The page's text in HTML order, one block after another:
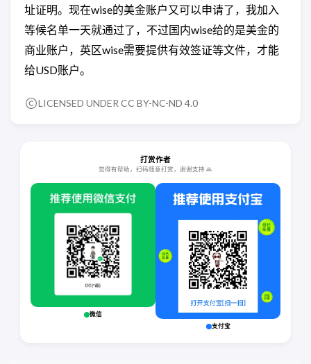
址证明。现在wise的美金账户又可以申请了，我加入
等候名单一天就通过了，不过国内wise给的是美金的
商业账户，英区wise需要提供有效签证等文件，才能
给USD账户。
LICENSED UNDER CC BY-NC-ND 4.0
打赏作者
觉得有帮助，扫码随意打赏，谢谢支持 🙏
微信
支付宝